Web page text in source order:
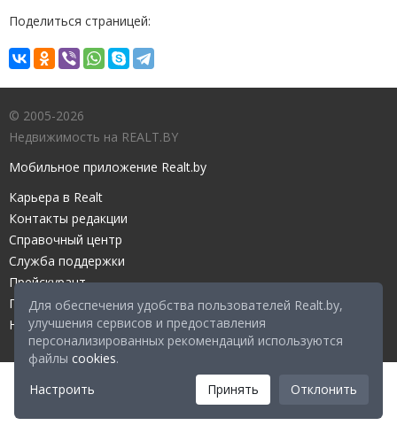
Для обеспечения удобства пользователей Realt.by,
улучшения сервисов и предоставления
персонализированных рекомендаций используются
файлы cookies.
Настроить
Принять Отклонить
Поделиться страницей:
© 2005-2026
Недвижимость на REALT.BY
Мобильное приложение Realt.by
Карьера в Realt
Контакты редакции
Справочный центр
Служба поддержки
Прейскурант
Правовые документы
Настройка файлов cookies